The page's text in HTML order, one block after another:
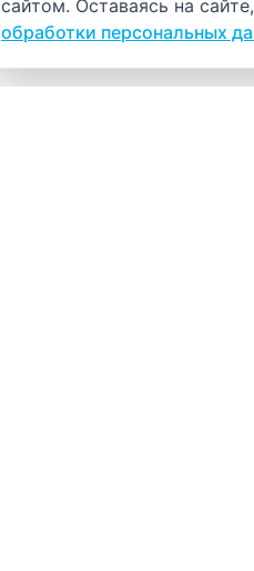
сайтом. Оставаясь на
обработки персональных